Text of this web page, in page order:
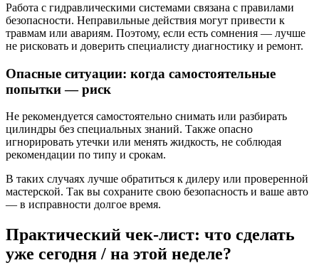
Работа с гидравлическими системами связана с правилами
безопасности. Неправильные действия могут привести к
травмам или авариям. Поэтому, если есть сомнения — лучше
не рисковать и доверить специалисту диагностику и ремонт.
Опасные ситуации: когда самостоятельные
попытки — риск
Не рекомендуется самостоятельно снимать или разбирать
цилиндры без специальных знаний. Также опасно
игнорировать утечки или менять жидкость, не соблюдая
рекомендации по типу и срокам.
В таких случаях лучше обратиться к дилеру или проверенной
мастерской. Так вы сохраните свою безопасность и ваше авто
— в исправности долгое время.
Практический чек-лист: что сделать
уже сегодня / на этой неделе?